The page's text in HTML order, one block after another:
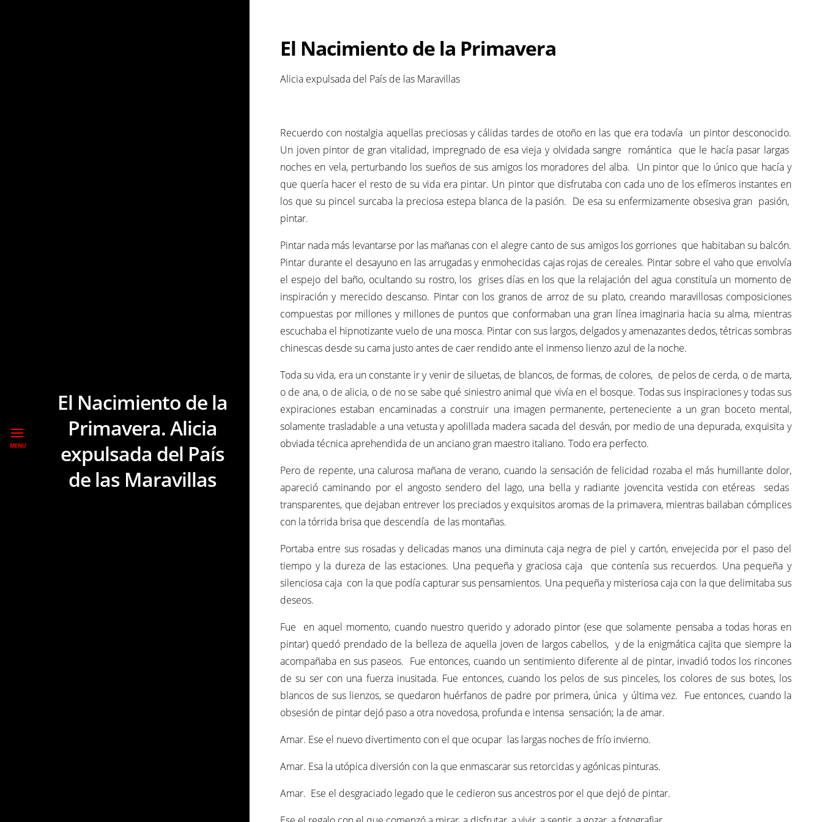
MENU
El Nacimiento de la
Primavera. Alicia
expulsada del País
de las Maravillas
El Nacimiento de la Primavera
Alicia expulsada del País de las Maravillas
Recuerdo con nostalgia aquellas preciosas y cálidas tardes de otoño en las que era todavía un pintor desconocido.
Un joven pintor de gran vitalidad, impregnado de esa vieja y olvidada sangre romántica que le hacía pasar largas
noches en vela, perturbando los sueños de sus amigos los moradores del alba. Un pintor que lo único que hacía y
que quería hacer el resto de su vida era pintar. Un pintor que disfrutaba con cada uno de los efímeros instantes en
los que su pincel surcaba la preciosa estepa blanca de la pasión. De esa su enfermizamente obsesiva gran pasión,
pintar.
Pintar nada más levantarse por las mañanas con el alegre canto de sus amigos los gorriones que habitaban su balcón.
Pintar durante el desayuno en las arrugadas y enmohecidas cajas rojas de cereales. Pintar sobre el vaho que envolvía
el espejo del baño, ocultando su rostro, los grises días en los que la relajación del agua constituía un momento de
inspiración y merecido descanso. Pintar con los granos de arroz de su plato, creando maravillosas composiciones
compuestas por millones y millones de puntos que conformaban una gran línea imaginaria hacia su alma, mientras
escuchaba el hipnotizante vuelo de una mosca. Pintar con sus largos, delgados y amenazantes dedos, tétricas sombras
chinescas desde su cama justo antes de caer rendido ante el inmenso lienzo azul de la noche.
Toda su vida, era un constante ir y venir de siluetas, de blancos, de formas, de colores, de pelos de cerda, o de marta,
o de ana, o de alicia, o de no se sabe qué siniestro animal que vivía en el bosque. Todas sus inspiraciones y todas sus
expiraciones estaban encaminadas a construir una imagen permanente, perteneciente a un gran boceto mental,
solamente trasladable a una vetusta y apolillada madera sacada del desván, por medio de una depurada, exquisita y
obviada técnica aprehendida de un anciano gran maestro italiano. Todo era perfecto.
Pero de repente, una calurosa mañana de verano, cuando la sensación de felicidad rozaba el más humillante dolor,
apareció caminando por el angosto sendero del lago, una bella y radiante jovencita vestida con etéreas sedas
transparentes, que dejaban entrever los preciados y exquisitos aromas de la primavera, mientras bailaban cómplices
con la tórrida brisa que descendía de las montañas.
Portaba entre sus rosadas y delicadas manos una diminuta caja negra de piel y cartón, envejecida por el paso del
tiempo y la dureza de las estaciones. Una pequeña y graciosa caja que contenía sus recuerdos. Una pequeña y
silenciosa caja con la que podía capturar sus pensamientos. Una pequeña y misteriosa caja con la que delimitaba sus
deseos.
Fue en aquel momento, cuando nuestro querido y adorado pintor (ese que solamente pensaba a todas horas en
pintar) quedó prendado de la belleza de aquella joven de largos cabellos, y de la enigmática cajita que siempre la
acompañaba en sus paseos. Fue entonces, cuando un sentimiento diferente al de pintar, invadió todos los rincones
de su ser con una fuerza inusitada. Fue entonces, cuando los pelos de sus pinceles, los colores de sus botes, los
blancos de sus lienzos, se quedaron huérfanos de padre por primera, única y última vez. Fue entonces, cuando la
obsesión de pintar dejó paso a otra novedosa, profunda e intensa sensación; la de amar.
Amar. Ese el nuevo divertimento con el que ocupar las largas noches de frío invierno.
Amar. Esa la utópica diversión con la que enmascarar sus retorcidas y agónicas pinturas.
Amar. Ese el desgraciado legado que le cedieron sus ancestros por el que dejó de pintar.